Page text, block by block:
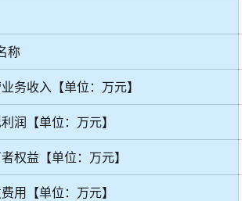
称
务收入【单位：万元】
润【单位：万元】
权益【单位：万元】
用【单位：万元】